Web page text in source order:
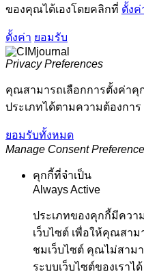
ของคุณได้เองโดยคลิกที่ ตั้งค่
ตั้งค่า ยอมรับ
Privacy Preferences
คุณสามารถเลือกการตั้งค่าคุ
ประเภทได้ตามความต้องการ
ยอมรับทั้งหมด
Manage Consent
คุกกี้ที่จำเป็น
Always Active
ประเภทของคุกกี้มีควา
เว็บไซต์ เพื่อให้คุณสาม
ชมเว็บไซต์ คุณไม่สาม
ระบบเว็บไซต์ของเราได้